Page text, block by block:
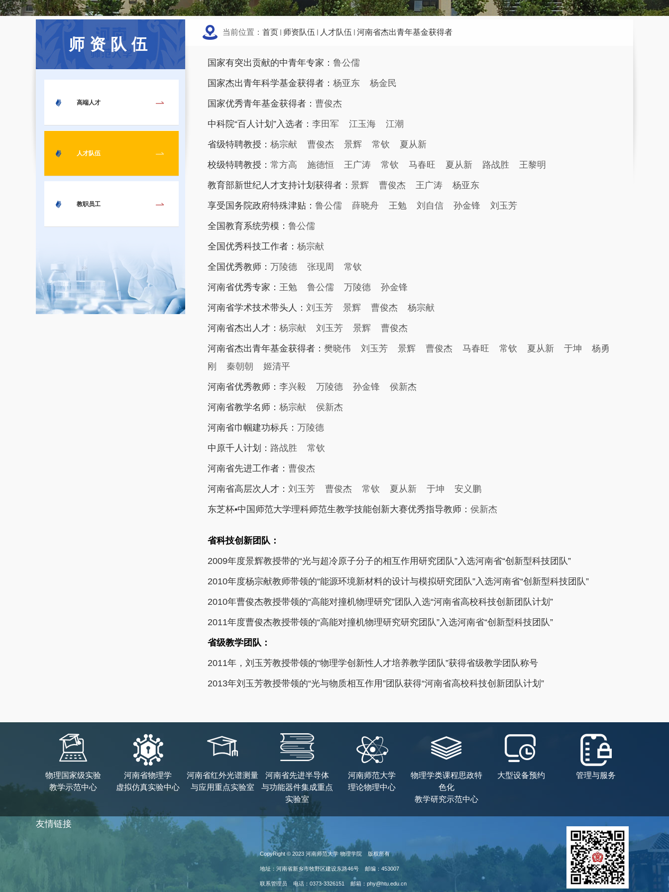
师资队伍
高端人才
人才队伍
教职员工
当前位置： 首页 师资队伍 人才队伍 河南省杰出青年基金获得者
国家有突出贡献的中青年专家： 鲁公儒
国家杰出青年科学基金获得者： 杨亚东 杨金民
国家优秀青年基金获得者： 曹俊杰
中科院“百人计划”入选者： 李田军 江玉海 江潮
省级特聘教授： 杨宗献 曹俊杰 景辉 常钦 夏从新
校级特聘教授： 常方高 施德恒 王广涛 常钦 马春旺 夏从新 路战胜 王黎明
教育部新世纪人才支持计划获得者： 景辉 曹俊杰 王广涛 杨亚东
享受国务院政府特殊津贴： 鲁公儒 薛晓舟 王勉 刘自信 孙金锋 刘玉芳
全国教育系统劳模： 鲁公儒
全国优秀科技工作者： 杨宗献
全国优秀教师： 万陵德 张现周 常钦
河南省优秀专家： 王勉 鲁公儒 万陵德 孙金锋
河南省学术技术带头人： 刘玉芳 景辉 曹俊杰 杨宗献
河南省杰出人才： 杨宗献 刘玉芳 景辉 曹俊杰
河南省杰出青年基金获得者： 樊晓伟 刘玉芳 景辉 曹俊杰 马春旺 常钦 夏从新 于坤
杨勇
刚
秦朝朝 姬清平
河南省优秀教师： 李兴毅 万陵德 孙金锋 侯新杰
河南省教学名师： 杨宗献 侯新杰
河南省巾帼建功标兵： 万陵德
中原千人计划： 路战胜 常钦
河南省先进工作者： 曹俊杰
河南省高层次人才： 刘玉芳 曹俊杰 常钦 夏从新 于坤 安义鹏
东芝杯•中国师范大学理科师范生教学技能创新大赛优秀指导教师： 侯新杰
省科技创新团队：
2009年度景辉教授带的“光与超冷原子分子的相互作用研究团队”入选河南省“创新型科技团队”
2010年度杨宗献教师带领的“能源环境新材料的设计与模拟研究团队”入选河南省“创新型科技团队”
2010年曹俊杰教授带领的“高能对撞机物理研究”团队入选“河南省高校科技创新团队计划”
2011年度曹俊杰教授带领的“高能对撞机物理研究研究团队”入选河南省“创新型科技团队”
省级教学团队：
2011年，刘玉芳教授带领的“物理学创新性人才培养教学团队”获得省级教学团队称号
2013年刘玉芳教授带领的“光与物质相互作用”团队获得“河南省高校科技创新团队计划”
物理国家级实验
教学示范中心
河南省物理学
虚拟仿真实验中心
河南省红外光谱测量
与应用重点实验室
河南省先进半导体
与功能器件集成重点
实验室
河南师范大学
理论物理中心
物理学类课程思政特
色化
教学研究示范中心
大型设备预约 管理与服务
友情链接
CopyRight © 2023 河南师范大学 物理学院 版权所有
地址：河南省新乡市牧野区建设东路46号 邮编：453007
联系管理员 电话：0373-3326151 邮箱：phy@htu.edu.cn